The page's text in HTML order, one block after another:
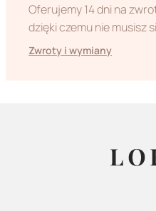
Oferujemy 14 dni na
dzięki czemu nie musisz
Zwroty i wymiany